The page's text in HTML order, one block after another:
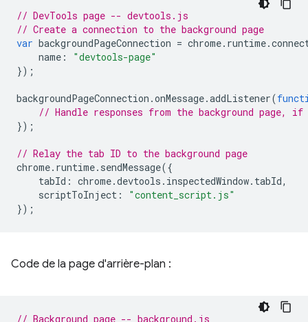
// DevTools page -- devtools.js
// Create a connection to the background page
var backgroundPageConnection = chrome. runtime.
name :
"devtools-page"
});
backgroundPageConnection .onMessage.addListener(
// Handle responses from the background page, if
});
// Relay the tab ID to the background page
chrome. runtime. sendMessage({
tabId : chrome.devtools . inspectedWindow. tabId,
scriptToInject :
"content_script.js"
});
Code de la page d'arrière-plan :
// Background page -- background.js